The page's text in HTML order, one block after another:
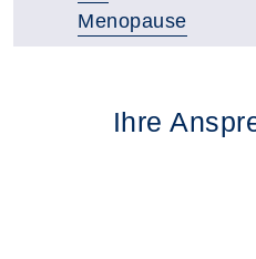
Menopause
Ihre